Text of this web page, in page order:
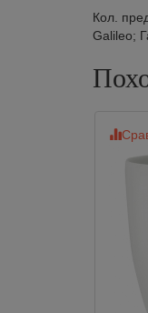
Кол.
Galileo;